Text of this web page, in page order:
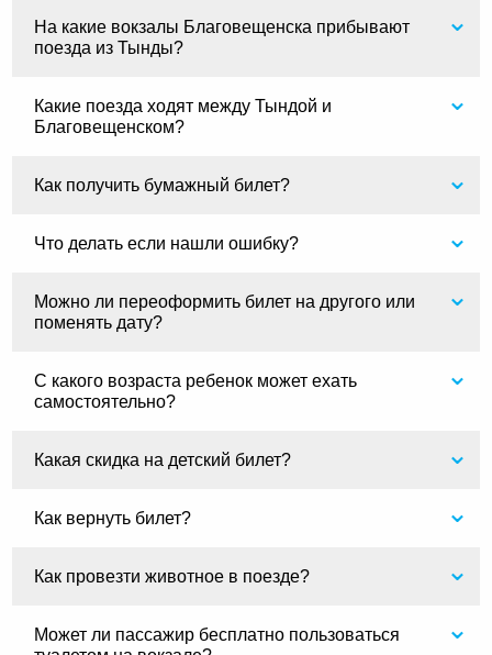
На какие вокзалы Благовещенска прибывают
поезда из Тынды?
Какие поезда ходят между Тындой и
Благовещенском?
Как получить бумажный билет?
Что делать если нашли ошибку?
Можно ли переоформить билет на другого или
поменять дату?
С какого возраста ребенок может ехать
самостоятельно?
Какая скидка на детский билет?
Как вернуть билет?
Как провезти животное в поезде?
Может ли пассажир бесплатно пользоваться